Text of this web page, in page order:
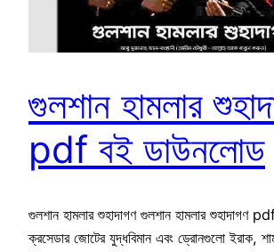
গুলশান হামলার
pdf বই ডাউনলোড
গুলশান হামলার শুহাদাগণ গুলশান হামলার শুহাদাগণ
ক্রসেডার জোটের যুদ্ধবিমান এবং ড্রোনগুলো ইরাক,